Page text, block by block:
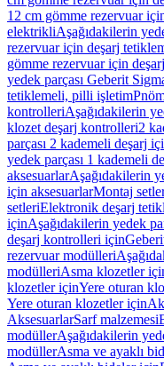
12 cm gömme rezervuar
elektrikliAşağıdakilerin
rezervuar için deşarj
gömme rezervuar için
yedek parçası Geberit
tetiklemeli, pilli işletim
kontrolleriAşağıdakilerin
klozet deşarj kontrolleri2
parçası 2 kademeli deşarj
yedek parçası 1 kademeli
aksesuarlarAşağıdakilerin
için aksesuarlarMontaj
setleriElektronik deşarj
içinAşağıdakilerin yedek
deşarj kontrolleri için
rezervuar modülleri
modülleriAsma klozetler
klozetler içinYere oturan
Yere oturan klozetler için
AksesuarlarSarf malzemesi
modüllerAşağıdakilerin
modüllerAsma ve ayaklı